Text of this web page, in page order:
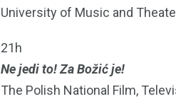
University of Music and
21h
Ne jedi to! Za Božić je!
The Polish National Film,